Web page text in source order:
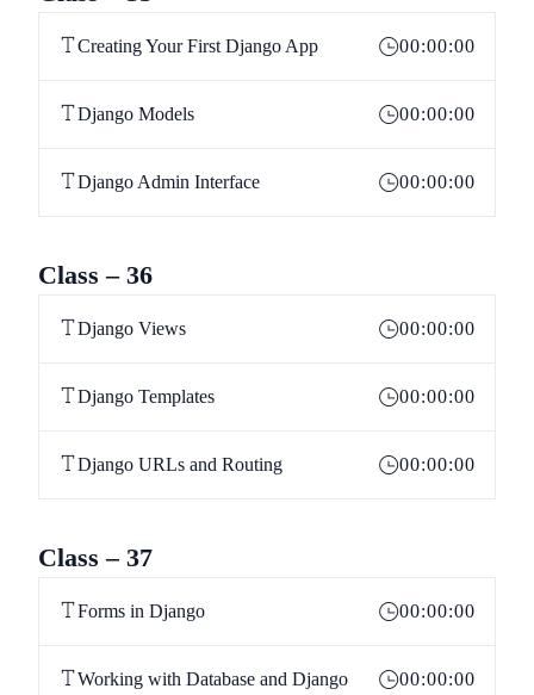
Creating Your First Django App 00:00:00
Django Models 00:00:00
Django Admin Interface 00:00:00
Class – 36
Django Views 00:00:00
Django Templates 00:00:00
Django URLs and Routing 00:00:00
Class – 37
Forms in Django 00:00:00
Working with Database and Django 00:00:00